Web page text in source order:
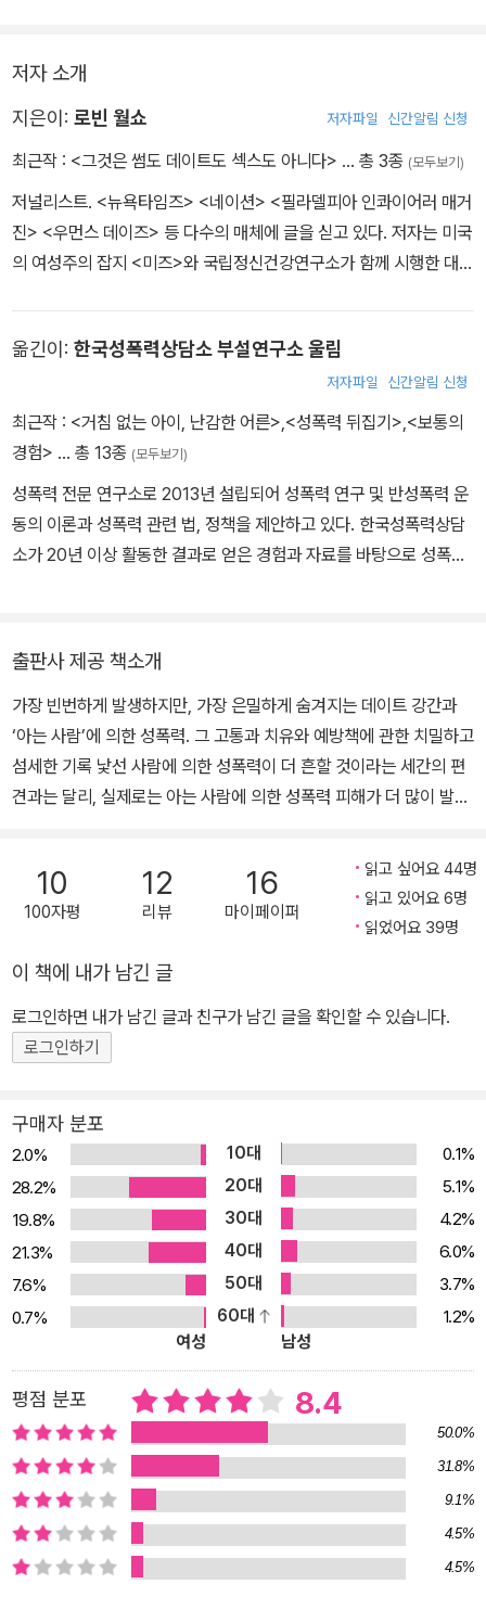
구하는 방법을 아는 것만큼이나 중요합니다. 그건 기본적인 응급처치
와도 같은 거죠.'
그러나 안타깝게도 현실은 그렇지 못하다. 여성 네 명 중 한 명이 피해
를 입을 수 있는 사회에 살고 있으면서도, 정작 대부분의 사람들은 그
런 상황에 대처할 만한 준비를 제대로 갖추지 못한 상태다.
는다.
저자 소개
지은이: 로빈 월쇼 저자파일 신간알림 신청
최근작 : <그것은 썸도 데이트도 섹스도 아니다> … 총 3종 (모두보기)
저널리스트. <뉴욕타임즈> <네이션> <필라델피아 인콰이어러 매거
진> <우먼스 데이즈> 등 다수의 매체에 글을 싣고 있다. 저자는 미국
의 여성주의 잡지 <미즈>와 국립정신건강연구소가 함께 시행한 대학
진행했다.
옮긴이: 한국성폭력상담소 부설연구소 울림
저자파일 신간알림 신청
최근작 : <거침 없는 아이, 난감한 어른> <성폭력 뒤집기> <보통의
경험> … 총 13종 (모두보기)
성폭력 전문 연구소로 2013년 설립되어 성폭력 연구 및 반성폭력 운
동의 이론과 성폭력 관련 법, 정책을 제안하고 있다. 한국성폭력상담
소가 20년 이상 활동한 결과로 얻은 경험과 자료를 바탕으로 성폭력
출판사 제공 책소개
가장 빈번하게 발생하지만, 가장 은밀하게 숨겨지는 데이트 강간과
‘아는 사람’에 의한 성폭력. 그 고통과 치유와 예방책에 관한 치밀하고
섬세한 기록 낯선 사람에 의한 성폭력이 더 흔할 것이라는 세간의 편
견과는 달리, 실제로는 아는 사람에 의한 성폭력 피해가 더 많이 발생
0여 명의 남녀 대학생을 대상으로 한 조사에서 증명되었다. 이 프로
젝트는 미국 국립정신건강연구소와 페미니스트 저널인 《미즈 매거
진》이 공동으로 진행했다. ‘아는 사람에 의한 성폭력’에 대한 가장 큰
통해서 이 책이 세상에 나왔다. 연구조사를 통해서 나온 통계와 자료,
피해자들의 솔직한 인터뷰, 그리고 남성들의 이야기까지, 심리학자들
의 분석과 문제를 둘러싼 전문가의 조언 및 법정 공방 등 그야말로 이
책은 '아는 사람에 의한 강간'에 대해 알아야 할 모든 것이 담겨있다.
람’에 의한 성폭력. 미국 전역 32개 대학 6천100여 명의 남녀 대학생
을 대상으로 조사 저자 로빈 월쇼는 "누구도 그것을 강간이라 부르지
않았다"라고 입을 뗀다. "성폭력은 낯선 사람에 의해 일어난다"는 잘
못된 통념 때문에 '데이트 강간'이나 '아는 사람'에 의한 성폭력은 피해
자 스스로도 자신이 당한 게 성폭력이었다는 것을 인식하는 데 오랜
시간이 걸리기 때문이다. 그러나 낯선 사람에 의한 성폭력이 더 흔할
것이라는 세간의 편견과는 달리, 실제로는 아는 사람에 의한 성폭력
피해가 더 많이 발생한다. 이것은 1982년 미국 전역의 32개 대학에
재학 중인 총 6천100여 명의 남녀 대학생을 대상으로 한 조사에서
증명되었다. 이 프로젝트는 미국 국립정신건강연구소와 페미니스트
저널인 《미즈 매거진》이 공동으로 진행했다. ‘아는 사람에 의한 성폭
력’에 대한 가장 큰 규모의 과학적 연구였다. 이렇게 대규모로 진행된
연구 프로젝트를 통해서 이 책이 세상에 나왔다. 연구조사를 통해서
나온 통계와 자료, 피해자들의 솔직한 인터뷰, 그리고 남성들의 이야
기까지, 심리학자들의 분석과 문제를 둘러싼 전문가의 조언 및 법정
공방 등 그야말로 이 책은 '아는 사람에 의한 강간'에 대해 알아야 할
10
100자평
12
리뷰
16
마이페이퍼
읽고 싶어요 44명
읽고 있어요 6명
읽었어요 39명
이 책에 내가 남긴 글
로그인하면 내가 남긴 글과 친구가 남긴 글을 확인할 수 있습니다.
로그인하기
구매자 분포
2.0% 10대
0.1%
28.2%
20대
5.1%
19.8%
30대
4.2%
21.3%
40대
6.0%
7.6%
50대
3.7%
0.7%
60대
1.2%
여성
남성
평점 분포 8.4
50.0%
31.8%
9.1%
4.5%
4.5%